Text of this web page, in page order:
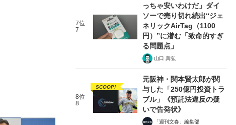
7位
7
っちゃ安いわけだ」ダイ
ソーで売り切れ続出“ジェ
ネリックAirTag（1100
円）”に潜む「致命的すぎ
る問題点」
山口 真弘
8位
8
SCOOP!
元阪神・関本賢太郎が関
与した「250億円投資トラ
ブル」《預託法違反の疑
いで告発状》
「週刊文春」編集部